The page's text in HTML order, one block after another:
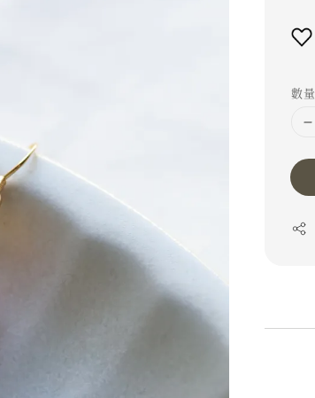
數量